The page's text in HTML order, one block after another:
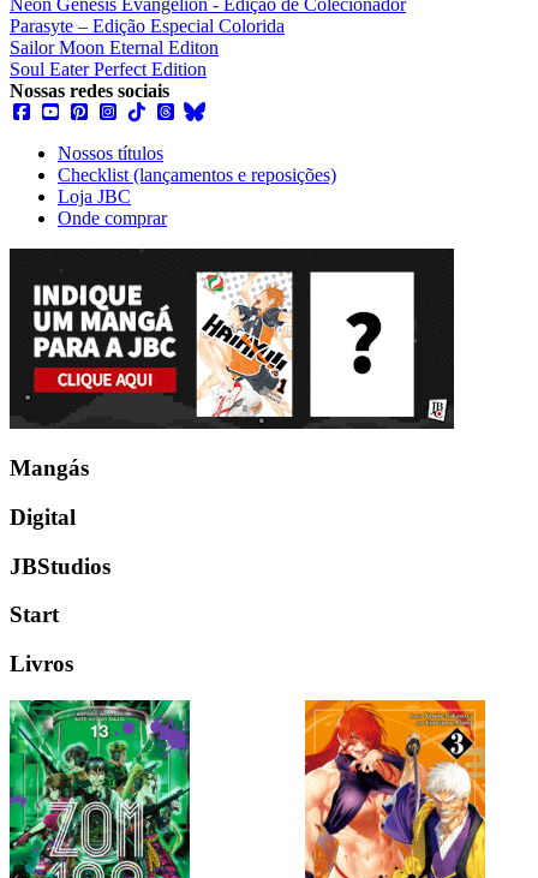
Parasyte – Edição Especial Colorida
Sailor Moon Eternal Editon
Soul Eater Perfect Edition
Nossas redes sociais
Nossos títulos
Checklist (lançamentos e reposições)
Loja JBC
Onde comprar
Mangás
Digital
JBStudios
Start
Livros